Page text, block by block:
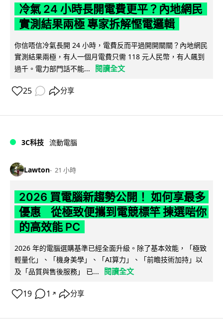
冷氣 24 小時長開電費更平？內地網民
實測結果兩極 專家拆解慳電邏輯
你信唔信冷氣長開 24 小時，電費反而平過開開關關？內地網民
實測結果兩極，有人一個月電費只需 118 元人民幣，有人飆到
過千。電力部門話不能...
閱讀全文
25 分享
3C科技 流動電腦
Lawton 21 小時
2026 買電腦新趨勢公開！ 如何享最多
優惠 從極致便攜到電競標竿 揀選啱你
的高效能 PC
2026 年的電腦選購基準已經全面升級。除了基本效能，「極致
輕量化」、「機身美學」、「AI算力」、「前瞻技術加持」以
及「品質與售後服務」 已...
閱讀全文
19 1 ↗ 分享